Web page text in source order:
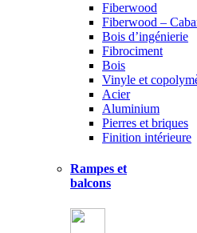
Fiberwood
Fiberwood –
Bois d’ingénierie
Fibrociment
Bois
Vinyle et
Acier
Aluminium
Pierres et briques
Finition intérieure
Rampes et
balcons